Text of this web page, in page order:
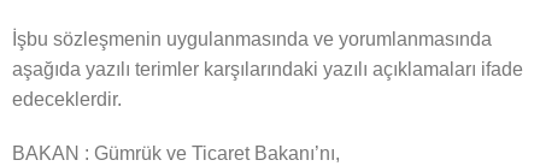
İşbu sözleşmenin uygulanmasında ve yorumlanmasında
aşağıda yazılı terimler karşılarındaki yazılı açıklamaları ifade
edeceklerdir.
BAKAN : Gümrük ve Ticaret Bakanı’nı,